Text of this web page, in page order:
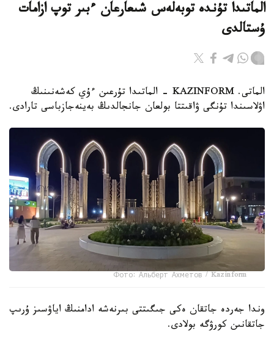
الماتىدا تۇندە توبەلەس شىعارعان ءبىر توپ ازامات
ۇستالدى
الماتى. KAZINFORM - الماتىدا تۇرعىن ءۇي كەشەنىنىڭ
اۋلاسىندا تۇنگى ۋاقىتتا بولعان جانجالدىڭ بەينەجازباسى تارادى.
Фото: Альберт Ахметов / Kazinform
وندا جەردە جاتقان ەكى جىگىتتى بىرنەشە ادامنىڭ اياۋسىز ۇرىپ
جاتقانىن كورۋگە بولادى.